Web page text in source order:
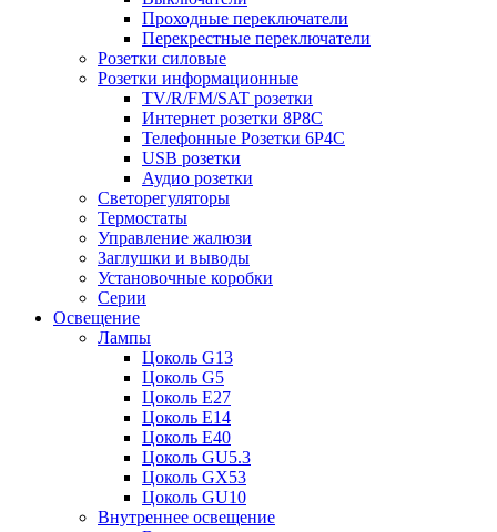
Проходные переключатели
Перекрестные переключатели
Розетки силовые
Розетки информационные
TV/R/FM/SAT розетки
Интернет розетки 8P8C
Телефонные Розетки 6P4C
USB розетки
Аудио розетки
Светорегуляторы
Термостаты
Управление жалюзи
Заглушки и выводы
Установочные коробки
Серии
Освещение
Лампы
Цоколь G13
Цоколь G5
Цоколь E27
Цоколь E14
Цоколь E40
Цоколь GU5.3
Цоколь GX53
Цоколь GU10
Внутреннее освещение